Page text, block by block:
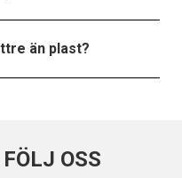
än plast?
OSS